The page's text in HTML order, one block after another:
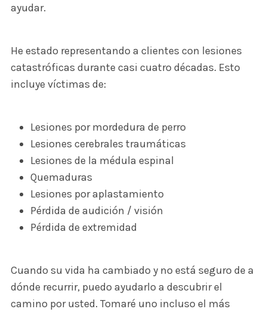
ayudar.
He estado representando a clientes con lesiones
catastróficas durante casi cuatro décadas. Esto
incluye víctimas de:
Lesiones por mordedura de perro
Lesiones cerebrales traumáticas
Lesiones de la médula espinal
Quemaduras
Lesiones por aplastamiento
Pérdida de audición / visión
Pérdida de extremidad
Cuando su vida ha cambiado y no está seguro de a
dónde recurrir, puedo ayudarlo a descubrir el
camino por usted. Tomaré uno incluso el más